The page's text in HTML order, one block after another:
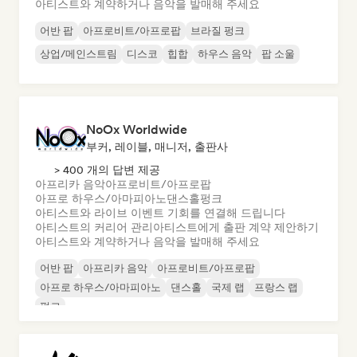
아티스트와 계약하거나 음악을 발매해 주세요
어반 팝 아프로비트/아프로팝
브라질 펑크
상업/메인스트림
디스코 힙합 하우스 음악 팝 소울
NoOx Worldwide
부커, 레이블, 매니저, 출판사
> 400 개의 답변 제공
아프리카 음악아프로비트/아프로팝
아프로 하우스/아마피아노댄스홀펑크
아티스트와 라이브 이벤트 기회를 연결해 드립니다
아티스트의 커리어 관리아티스트에게 출판 계약 제안하기
아티스트와 계약하거나 음악을 발매해 주세요
어반 팝 아프리카 음악
아프로비트/아프로팝
아프로 하우스/아마피아노
댄스홀 국제 랩
프랑스 랩
펑크